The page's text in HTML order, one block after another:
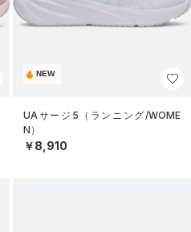
NEW
UAサージ5（ランニング/WOME
N）
￥8,910